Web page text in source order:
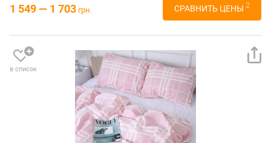
1 549 — 1 703 грн. СРАВНИТЬ ЦЕНЫ 2
в список